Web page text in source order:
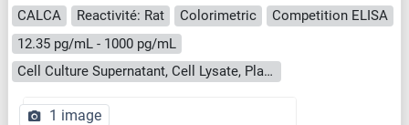
CALCA Reactivité: Rat Colorimetric
Competition ELISA
12.35 pg/mL - 1000 pg/mL
Cell Culture Supernatant, Cell Lysate, Plasma, Serum, Tissue Homogenate
1 image